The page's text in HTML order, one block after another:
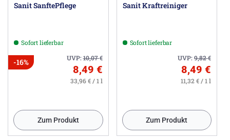
Sanit SanftePflege
Sofort lieferbar
UVP:10,07€
-16%
8,49 €
33,96 € / 1 l
Zum Produkt
Sanit Kraftreiniger
Sofort lieferbar
UVP:9,82€
8,49 €
11,32 € / 1 l
Zum Produkt